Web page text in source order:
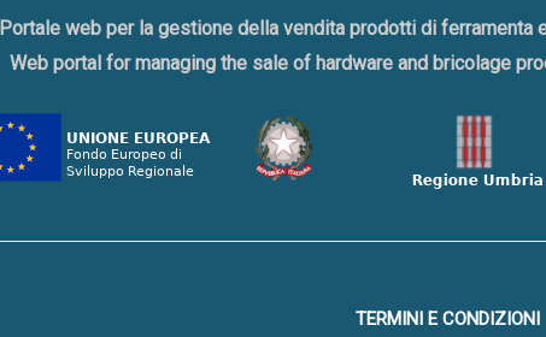
Portale web per la gestione della vendita prodotti di ferramenta
Web portal for managing the sale of hardware and bricolage
TERMINI E CONDIZIONI